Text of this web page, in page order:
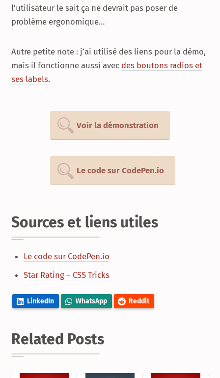
l’utilisateur le sait ça ne devrait pas poser de
problème ergonomique…
Autre petite note : j’ai utilisé des liens pour la démo,
mais il fonctionne aussi avec des boutons radios et
ses labels.
Voir la démonstration
Le code sur CodePen.io
Sources et liens utiles
Le code sur CodePen.io
Star Rating – CSS Tricks
LinkedIn WhatsApp Reddit
Related Posts